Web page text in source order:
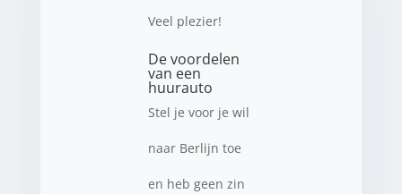
Veel plezier!
De voordelen
van een
huurauto
Stel je voor je wil
naar Berlijn toe
en heb geen zin